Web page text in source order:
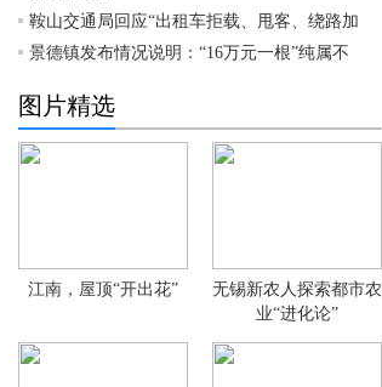
鞍山交通局回应“出租车拒载、甩客、绕路加
景德镇发布情况说明：“16万元一根”纯属不
图片精选
江南，屋顶“开出花”
无锡新农人探索都市农
业“进化论”